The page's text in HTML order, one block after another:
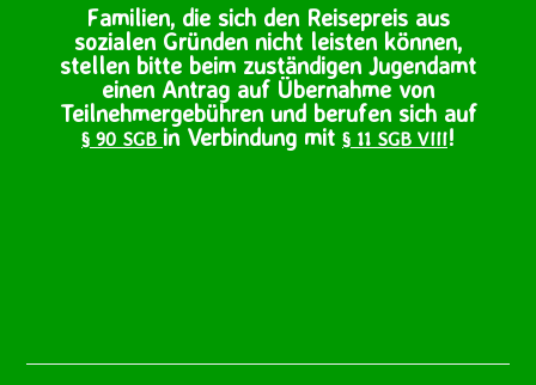
Familien, die sich den Reisepreis aus
sozialen Gründen nicht leisten können,
stellen bitte beim zuständigen Jugendamt
einen Antrag auf Übernahme von
Teilnehmergebühren und berufen sich auf
§ 90 SGB in Verbindung mit § 11 SGB VIII!